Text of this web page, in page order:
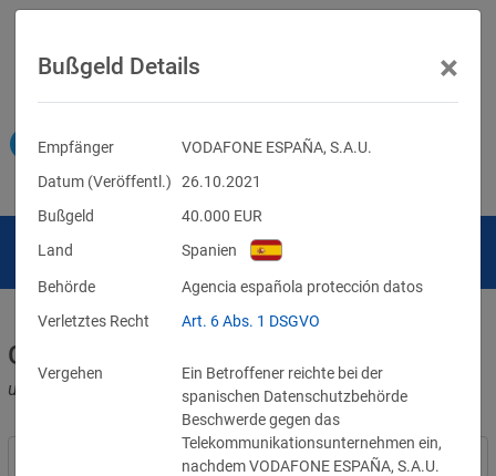
Geldbußen für DSGVO-Verstöße
und für Verletzungen anderer Datenschutzgesetze
Bußgeld Details ×
Empfänger
VODAFONE ESPAÑA, S.A.U.
Datum (Veröffentl.)
26.10.2021
Bußgeld
40.000 EUR
Land
Spanien
Behörde
Agencia española protección datos
Verletztes Recht
Art. 6 Abs. 1 DSGVO
Vergehen
Ein Betroffener reichte bei der
spanischen Datenschutzbehörde
Beschwerde gegen das
Telekommunikationsunternehmen ein,
nachdem VODAFONE ESPAÑA, S.A.U.